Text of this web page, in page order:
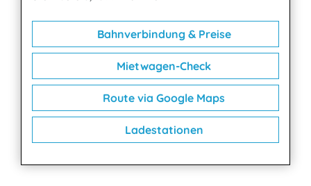
Bahnverbindung & Preise
Mietwagen-Check
Route via Google Maps
Ladestationen